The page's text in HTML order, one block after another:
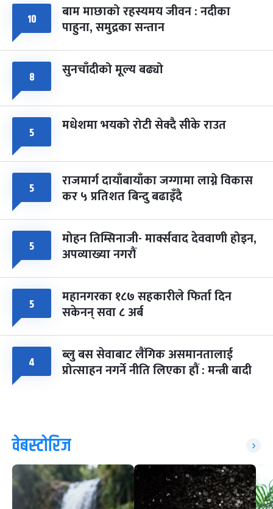
८ फागुपूर्णिमा
चैत्र ८, २०८३-Mar 22, 2027
७ महिना बाँकी
१० बाम माछाको रहस्यमय जीवन : नदीका
पाहुना, समुद्रका सन्तान
८ सुनचाँदीको मूल्य बढ्यो
५ मधेशमा भयको रोटी सेक्दै सीके राउत
५ राजमार्ग दायाँबायाँका जग्गामा लाग्ने विकास
कर ५ प्रतिशत बिन्दु बढाइँदै
५ मोहन तिम्सिनाजी- मार्क्सवाद देववाणी होइन,
अपव्याख्या नगरौं
५ महानगरका १८७ सहकारीले फिर्ता दिन
सकेनन् सवा ८ अर्ब
४ ब्लु बस सेवाबाट लैंगिक असमानतालाई
प्रोत्साहन नगर्ने नीति लिएका हौं : मन्त्री बादी
वेबस्टोरिज